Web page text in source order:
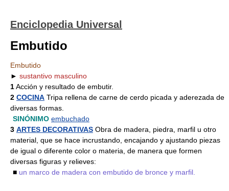
Enciclopedia Universal
Embutido
Embutido
► sustantivo masculino
1Acción y resultado de embutir.
2 COCINA Tripa rellena de carne de cerdo picada y aderezada de
diversas formas.
SINÓNIMO embuchado
3 ARTES DECORATIVAS Obra de madera, piedra, marfil u otro
material, que se hace incrustando, encajando y ajustando piezas
de igual o diferente color o materia, de manera que formen
diversas figuras y relieves:
■ un marco de madera con embutido de bronce y marfil.